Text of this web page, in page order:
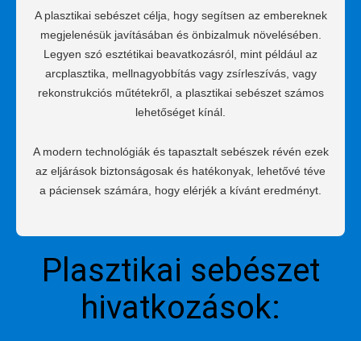
A plasztikai sebészet célja, hogy segítsen az embereknek
megjelenésük javításában és önbizalmuk növelésében.
Legyen szó esztétikai beavatkozásról, mint például az
arcplasztika, mellnagyobbítás vagy zsírleszívás, vagy
rekonstrukciós műtétekről, a plasztikai sebészet számos
lehetőséget kínál.
A modern technológiák és tapasztalt sebészek révén ezek
az eljárások biztonságosak és hatékonyak, lehetővé téve
a páciensek számára, hogy elérjék a kívánt eredményt.
Plasztikai sebészet
hivatkozások: